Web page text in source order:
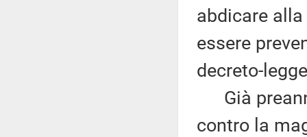
abdicare
essere
decreto-
Già
contro la